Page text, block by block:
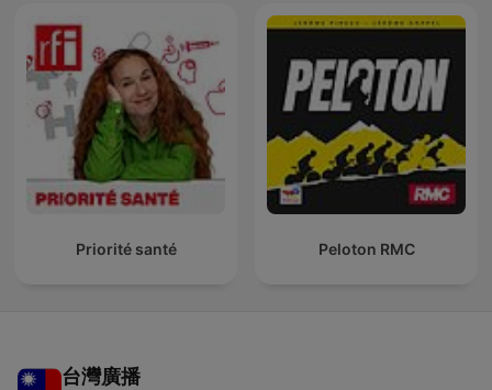
Priorité santé Peloton RMC
台灣廣播